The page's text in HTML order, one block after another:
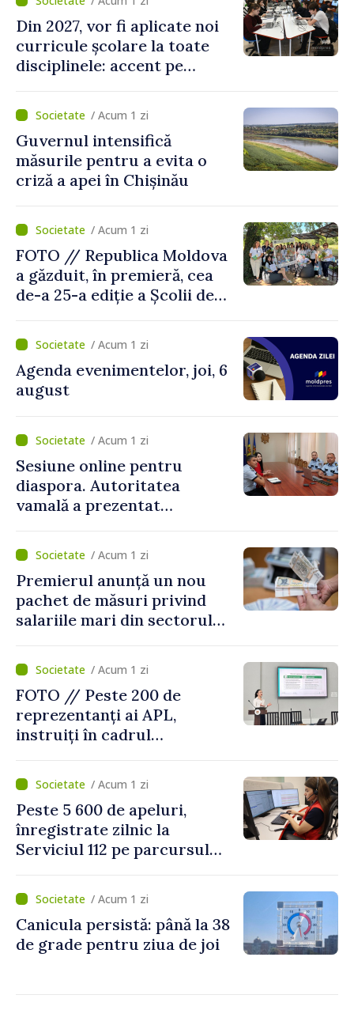
Din 2027, vor fi aplicate noi
curricule școlare la toate
disciplinele: accent pe
și folosirea cunoștințelor în
situații reale/ Acum 1 zi
Guvernul intensifică
măsurile pentru a evita o
criză a apei în Chișinău
/ Acum 1 zi
FOTO // Republica Moldova
a găzduit, în premieră, cea
de-a 25-a ediție a Școlii de
/ Acum 1 zi
Agenda evenimentelor, joi, 6
august
/ Acum 1 zi
Sesiune online pentru
diaspora. Autoritatea
vamală a prezentat
revenirea în țară
/ Acum 1 zi
Premierul anunță un nou
pachet de măsuri privind
salariile mari din sectorul
/ Acum 1 zi
FOTO // Peste 200 de
reprezentanți ai APL,
instruiți în cadrul
Mediu privind aplicarea a
două regulamente din
domeniu
/ Acum 1 zi
Peste 5 600 de apeluri,
înregistrate zilnic la
Serviciul 112 pe parcursul
cetățeni au solicitat
ambulanța/ Acum 1 zi
Canicula persistă: până la 38
de grade pentru ziua de joi